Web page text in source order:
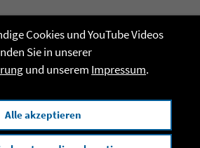
Cookies und YouTube Videos
Sie in unserer
und unserem Impressum.
Alle akzeptieren